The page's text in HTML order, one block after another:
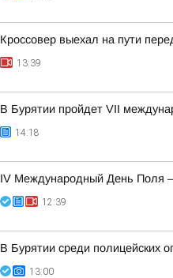
Кроссовер выехал на пути
13:39
В Бурятии пройдет VII
14:18
IV Международный День Поля
12:39
В Бурятии среди полицейских
13:00